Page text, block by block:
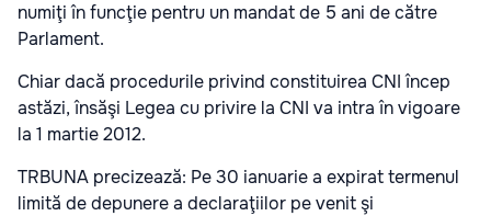
numiţi în funcţie pentru un mandat de 5 ani de către
Parlament.
Chiar dacă procedurile privind constituirea CNI încep
astăzi, însăşi Legea cu privire la CNI va intra în vigoare
la 1 martie 2012.
TRBUNA precizează: Pe 30 ianuarie a expirat termenul
limită de depunere a declaraţiilor pe venit şi